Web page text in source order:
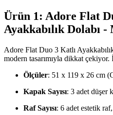
Ürün 1: Adore Flat
Ayakkabılık Dolabı
Adore Flat Duo 3 Katlı
modern tasarımıyla dikkat
Ölçüler: 51 x 119 x 26 cm
Kapak Sayısı: 3 adet düşer
Raf Sayısı: 6 adet estetik